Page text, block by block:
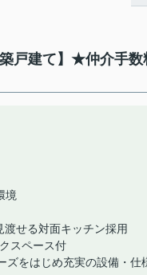
築戸建て】★仲介手
境
せる対面キッチン採用
スペース付
をはじめ充実の設備・仕